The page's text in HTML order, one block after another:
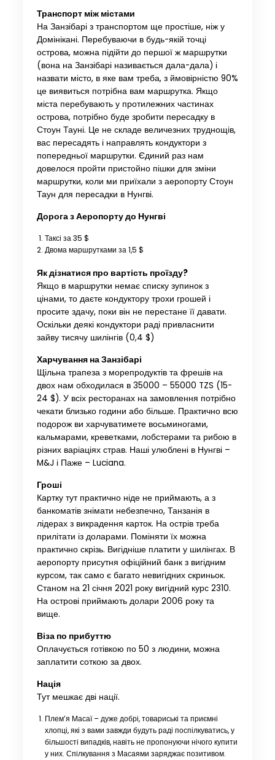
Транспорт між містами
На Занзібарі з транспортом ще простіше, ніж у
Домінікані. Перебуваючи в будь-якій точці
острова, можна підійти до першої ж маршрутки
(вона на Занзібарі називається дала-дала) і
назвати місто, в яке вам треба, з ймовірністю 90%
це виявиться потрібна вам маршрутка. Якщо
міста перебувають у протилежних частинах
острова, потрібно буде зробити пересадку в
Стоун Тауні. Це не складе величезних труднощів,
вас пересадять і направлять кондуктори з
попередньої маршрутки. Єдиний раз нам
довелося пройти пристойно пішки для зміни
маршрутки, коли ми приїхали з аеропорту Стоун
Таун для пересадки в Нунгві.
Дорога з Аеропорту до Нунгві
Таксі за 35 $
Двома маршрутками за 1,5 $
Як дізнатися про вартість проїзду?
Якщо в маршрутки немає списку зупинок з
цінами, то даєте кондуктору трохи грошей і
просите здачу, поки він не перестане її давати.
Оскільки деякі кондуктори раді привласнити
зайву тисячу шилінгів (0,4 $)
Харчування на Занзібарі
Щільна трапеза з морепродуктів та фрешів на
двох нам обходилася в 35000 – 55000 TZS (15-
24 $). У всіх ресторанах на замовлення потрібно
чекати близько години або більше. Практично всю
подорож ви харчуватимете восьминогами,
кальмарами, креветками, лобстерами та рибою в
різних варіаціях страв. Наші улюблені в Нунгві –
M&J і Паже – Luciana.
Гроші
Картку тут практично ніде не приймають, а з
банкоматів знімати небезпечно, Танзанія в
лідерах з викрадення карток. На острів треба
прилітати із доларами. Поміняти їх можна
практично скрізь. Вигідніше платити у шилінгах. В
аеропорту присутня офіційний банк з вигідним
курсом, так само є багато невигідних скриньок.
Станом на 21 січня 2021 року вигідний курс 2310.
На острові приймають долари 2006 року та
вище.
Віза по прибуттю
Оплачується готівкою по 50 з людини, можна
заплатити соткою за двох.
Нація
Тут мешкає дві нації.
Плем’я Масаї – дуже добрі, товариські та приємні
хлопці, які з вами завжди будуть раді поспілкуватись, у
більшості випадків, навіть не пропонуючи нічого купити
у них. Спілкування з Масаями заряджає позитивом.